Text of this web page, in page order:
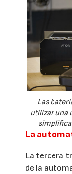
Las
utilizar una
La
La tercera
de la